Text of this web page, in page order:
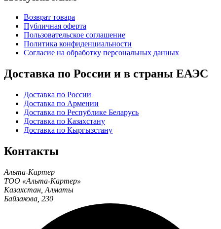
Возврат товара
Публичная оферта
Пользовательское соглашение
Политика конфиденциальности
Согласие на обработку персональных данных
Доставка по России и в страны ЕАЭС
Доставка по России
Доставка по Армении
Доставка по Республике Беларусь
Доставка по Казахстану
Доставка по Кыргызстану
Контакты
Альта-Картер
ТОО «Альта-Картер»
Казахстан Алматы
Байзакова, 230